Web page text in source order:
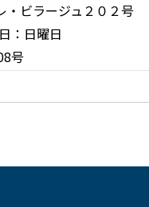
・ビラージュ２０２号
：日曜日
号